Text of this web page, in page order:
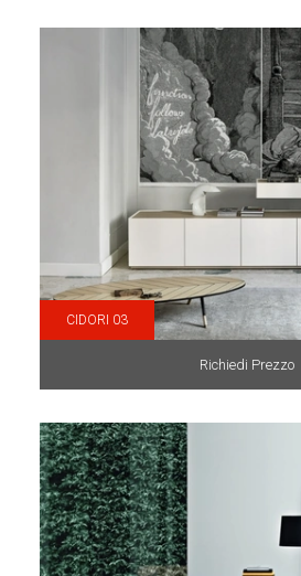
CIDORI 03
Richiedi Prezzo